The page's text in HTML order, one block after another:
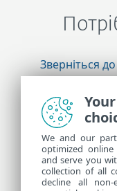
Зверніться
We and our
optimized
and serve you
collection of all
decline all non-